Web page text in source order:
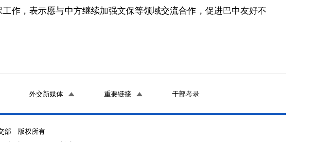
作，表示愿与中方继续加强文保等领域交流合作，促进巴中友好不
外交新媒体 重要链接 干部考录
部 版权所有